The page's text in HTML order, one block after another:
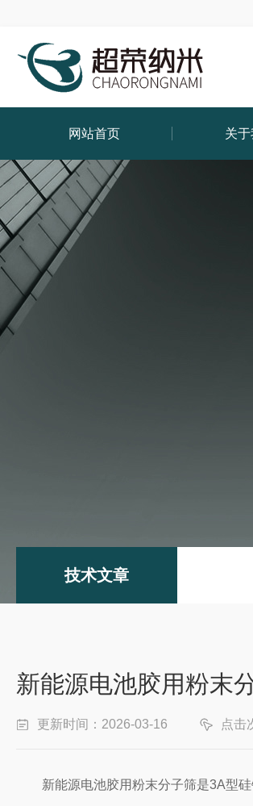
网站首页 关
技术文章
新能源电池胶用粉末
更新时间：2026-03-16 点击
新能源电池胶用粉末分子筛是3A型硅